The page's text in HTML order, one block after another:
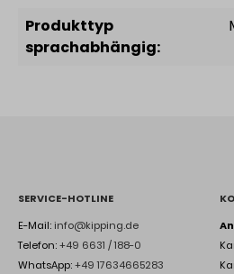
Produkttyp
sprachabhängig:
SERVICE-HOTLINE
E-Mail:info@kipping.de
Telefon:+49 6631 / 188-0
WhatsApp:+49 17634665283